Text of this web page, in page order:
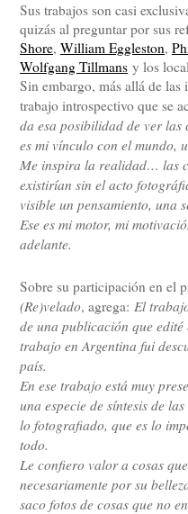
Sus trabajos son casi
quizás al preguntar por sus
Shore, William Eggleston,
Wolfgang Tillmans y los
Sin embargo, más allá de
trabajo introspectivo que se
da esa posibilidad de ver las
es mi vínculo con el mundo,
Me inspira la realidad… las
existirían sin el acto
visible un pensamiento, una
Ese es mi motor, mi
adelante.
Sobre su participación en el
(Re)velado, agrega: El
de una publicación que
trabajo en Argentina fui
país.
En ese trabajo está muy
una especie de síntesis de
lo fotografiado, que es lo
todo.
Le confiero valor a cosas
necesariamente por su
saco fotos de cosas que no